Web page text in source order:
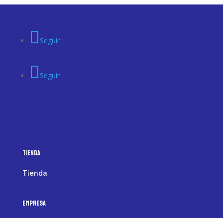
Seguir
Seguir
Tienda
Tienda
Empresa